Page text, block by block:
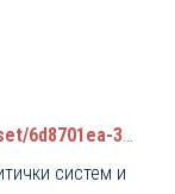
download/komisiski_sednici.json
систем и